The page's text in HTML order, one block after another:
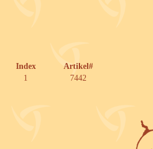
Index Artikel#
1
7442